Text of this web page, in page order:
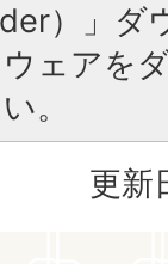
）」ダ
ェアを
。
更新